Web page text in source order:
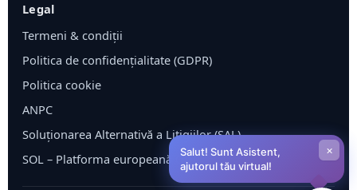
Legal
Termeni & condiții
Politica de confidențialitate (GDPR)
Politica cookie
ANPC
Soluționarea Alternativă a Litigiilor (SAL)
SOL – Platforma europeană ODRSalut! Sunt Asistent,
ajutorul tău virtual!
×